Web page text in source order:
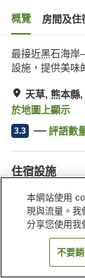
概覽 房間及住
最接近黑石海
設施，提供美味
天草, 熊本縣
於地圖上顯示
3.3 評語數
住宿設施
停車場
收費洗衣房
本網站使用
現與流量。我
分享您使用我
不要